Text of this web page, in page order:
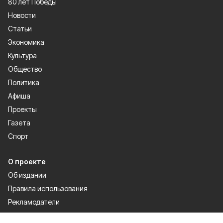
Новости
Статьи
Экономика
Культура
Общество
Политика
Афиша
Проекты
Газета
Спорт
О проекте
Об издании
Правила использования
Рекламодатели
Политика конфиденциальности